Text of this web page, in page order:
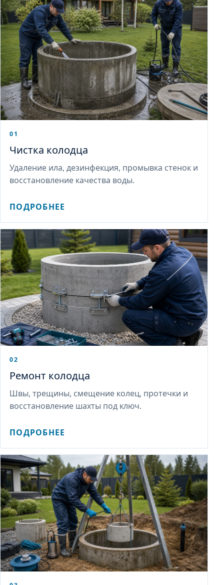
01
Чистка колодца
Удаление ила, дезинфекция, промывка стенок и
восстановление качества воды.
ПОДРОБНЕЕ
02
Ремонт колодца
Швы, трещины, смещение колец, протечки и
восстановление шахты под ключ.
ПОДРОБНЕЕ